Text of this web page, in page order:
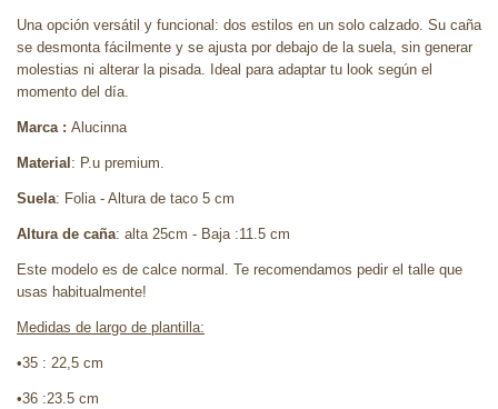
Una opción versátil y funcional: dos estilos en un solo calzado. Su caña
se desmonta fácilmente y se ajusta por debajo de la suela, sin generar
molestias ni alterar la pisada. Ideal para adaptar tu look según el
momento del día.
Marca : Alucinna
Material : P.u premium.
Suela: Folia - Altura de taco 5 cm
Altura de caña: alta 25cm - Baja :11.5 cm
Este modelo es de calce normal. Te recomendamos pedir el talle que
usas habitualmente!
Medidas de largo de plantilla:
•35 : 22,5 cm
•36 :23.5 cm